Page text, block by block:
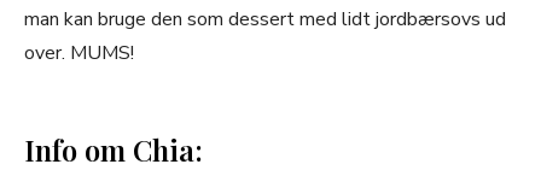
man kan bruge den som dessert med lidt jordbærsovs ud
over. MUMS!
Info om Chia: